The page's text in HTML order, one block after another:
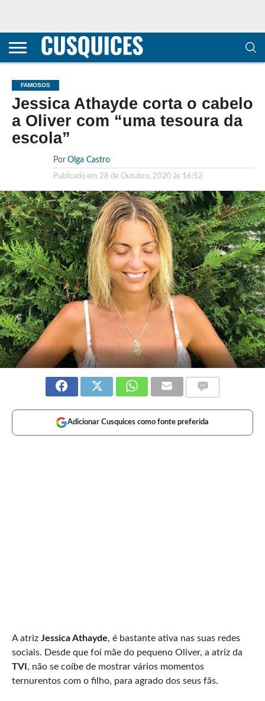
CONTACTOS
HOME
POLÍTICA DE
E COOKIES
SOBRE
TERMOS E
TRANSPARÊNCIA
METODOLOGIA
FAMOSOS
Jessica Athayde corta o cabelo
a Oliver com “uma tesoura da
escola”
Por Olga Castro
Publicado em 28 de Outubro, 2020 às 16:52
Adicionar Cusquices como fonte preferida
A atriz Jessica Athayde, é bastante ativa nas suas redes
sociais. Desde que foi mãe do pequeno Oliver, a atriz da
TVI , não se coíbe de mostrar vários momentos
ternurentos com o filho, para agrado dos seus fãs.